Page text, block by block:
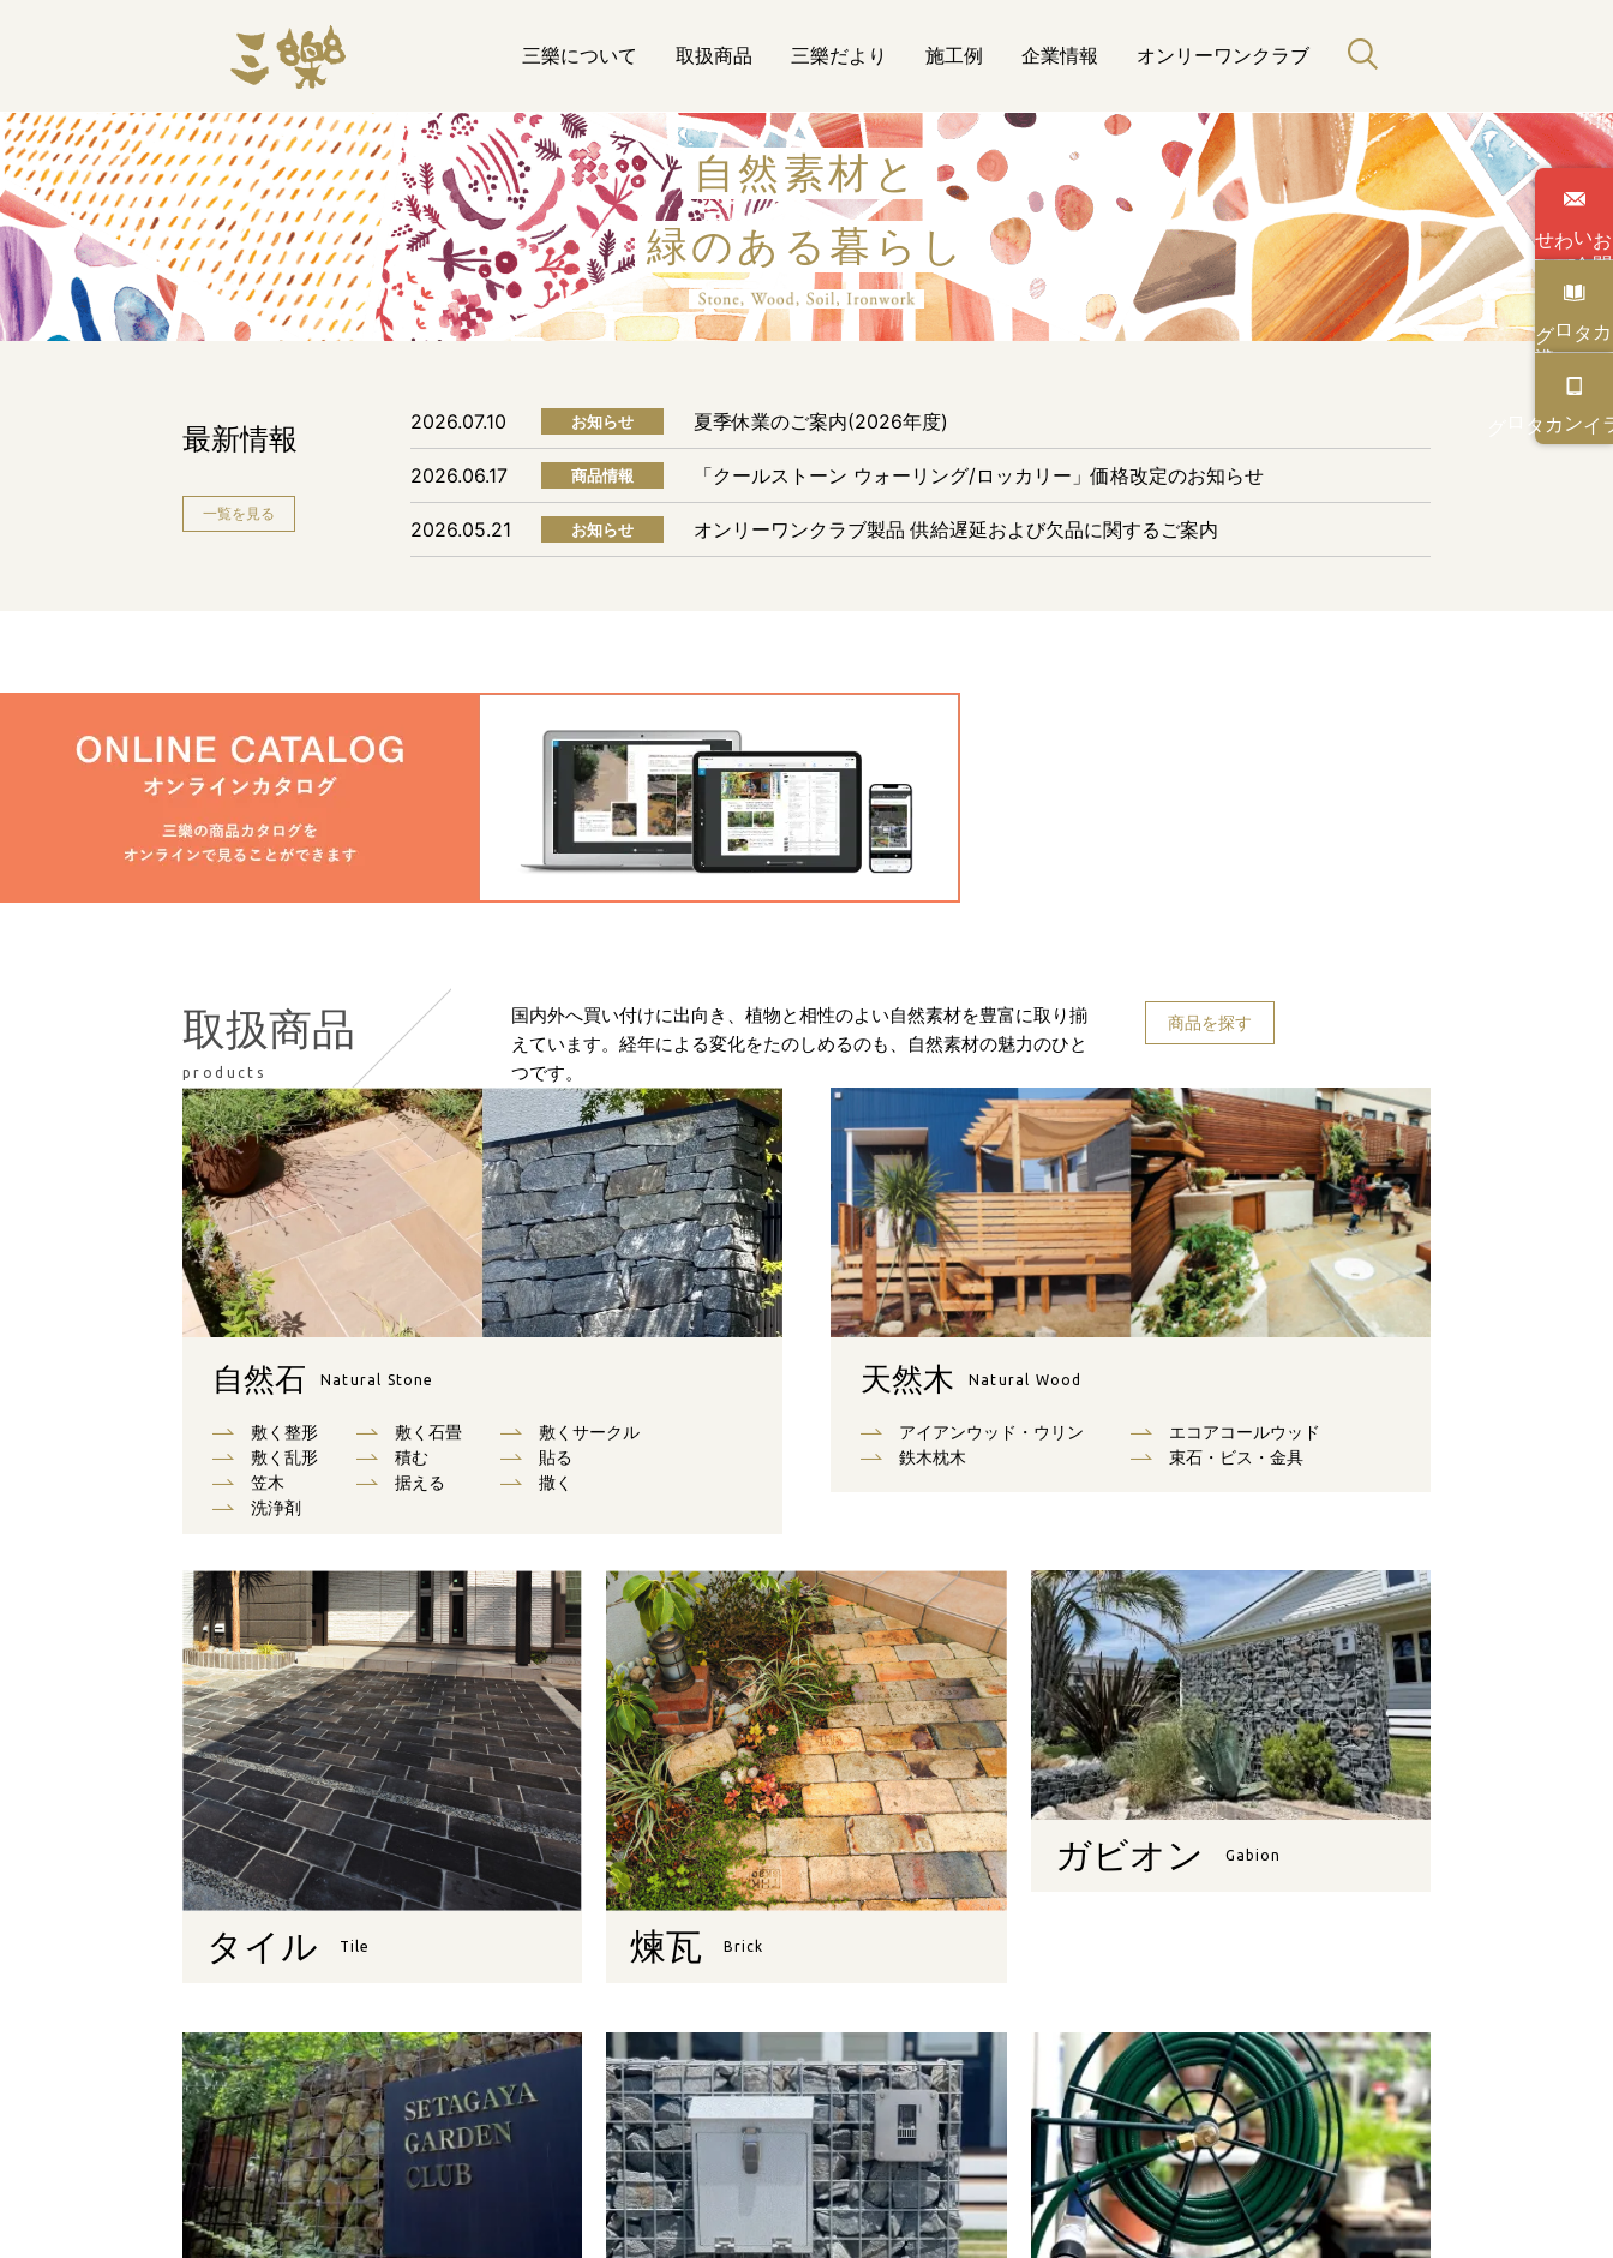
い
わせ
カタログ
オンライン
三樂について 取扱商品 三樂だより 施工例 企業情報 オンリーワンクラブ
自然素材と
緑のある暮らし
最新情報
一覧を見る
2026.07.10 お知らせ 夏季休業のご案内(2026年度)
2026.06.17 商品情報 「クールストーン ウォーリング/ロッカリー」価格改定のお知らせ
2026.05.21 お知らせ オンリーワンクラブ製品 供給遅延および欠品に関するご案内
取扱商品
products
国内外へ買い付けに出向き、植物と相性のよい自然素材を豊富に取り揃
えています。経年による変化をたのしめるのも、自然素材の魅力のひと
つです。
商品を探す
自然石 Natural Stone
敷く整形 敷く石畳
敷くサークル
敷く乱形
積む
貼る
笠木
据える
撒く
洗浄剤
天然木 Natural Wood
アイアンウッド・ウリン
エコアコールウッド
鉄木枕木
束⽯・ビス・⾦具
タイル Tile 煉瓦 Brick
ガビオン Gabion